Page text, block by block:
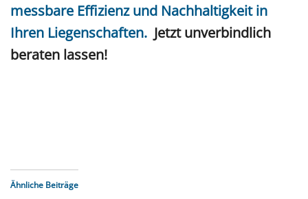
messbare Effizienz und Nachhaltigkeit in
Ihren Liegenschaften. Jetzt unverbindlich
beraten lassen!
Ähnliche Beiträge